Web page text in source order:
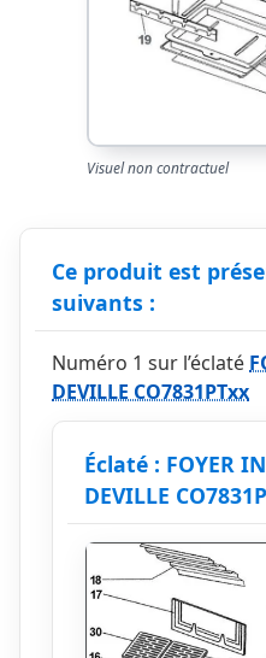
Visuel non contractuel
Ce produit est
suivants :
Numéro 1 sur l’éclaté
DEVILLE CO7831PTxx
Éclaté : FOYER
DEVILLE